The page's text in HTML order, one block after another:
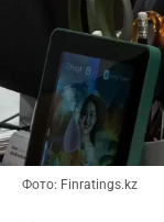
Фото: Finratings.kz